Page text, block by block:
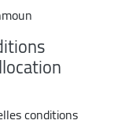
conditions